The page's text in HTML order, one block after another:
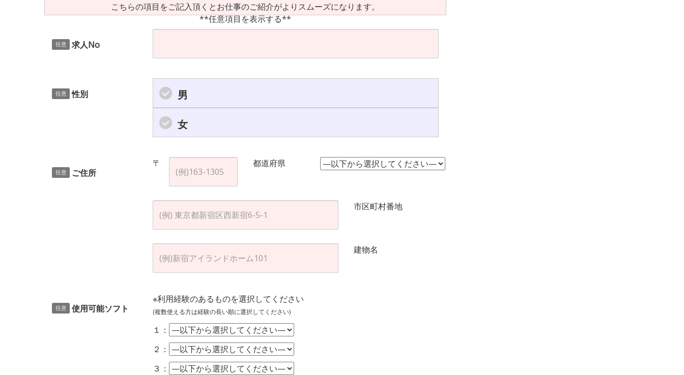
こちらの項目をご記入頂くとお仕事のご紹介がよりスムーズになります。
**任意項目を表示する**
任意 求人No
任意 性別 男
女
任意 ご住所
〒 都道府県
市区町村番地
建物名
任意 使用可能ソフト
※利用経験のあるものを選択してください
(複数使える方は経験の長い順に選択してください)
１：
２：
３：